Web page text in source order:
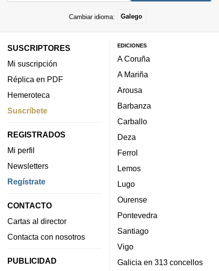
Cambiar idioma: Galego
SUSCRIPTORES
Mi suscripción
Réplica en PDF
Hemeroteca
Suscríbete
REGISTRADOS
Mi perfil
Newsletters
Regístrate
CONTACTO
Cartas al director
Contacta con nosotros
PUBLICIDAD
EDICIONES
A Coruña
A Mariña
Arousa
Barbanza
Carballo
Deza
Ferrol
Lemos
Lugo
Ourense
Pontevedra
Santiago
Vigo
Galicia en 313 concellos